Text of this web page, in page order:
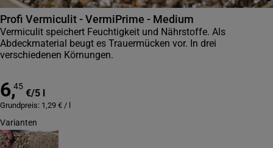
Profi Vermiculit - VermiPrime - Medium
Vermiculit speichert Feuchtigkeit und Nährstoffe. Als
Abdeckmaterial beugt es Trauermücken vor. In drei
verschiedenen Körnungen.
6,45
€/5 l
Grundpreis: 1,29 € /
Varianten